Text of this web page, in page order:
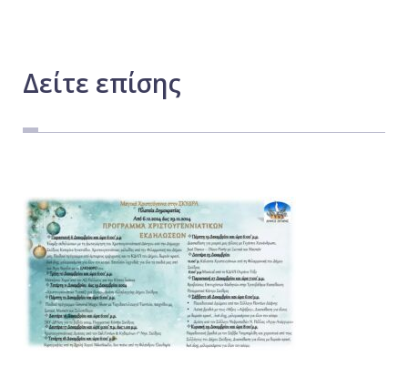
Δείτε επίσης